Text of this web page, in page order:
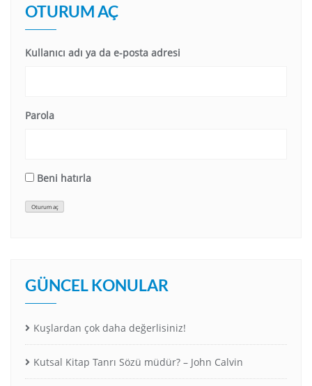
OTURUM AÇ
Kullanıcı adı ya da e-posta adresi
Parola
Beni hatırla
Oturum aç
GÜNCEL KONULAR
Kuşlardan çok daha değerlisiniz!
Kutsal Kitap Tanrı Sözü müdür? – John Calvin